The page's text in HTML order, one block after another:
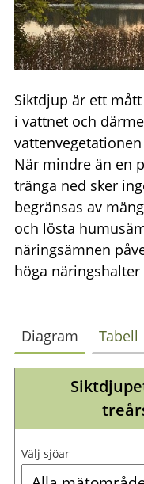
Siktdjup är ett
i vattnet och
När mindre än en
tränga ned sker
begränsas av
och lösta
näringsämnen
höga
Diagram Tabell
Välj sjöar